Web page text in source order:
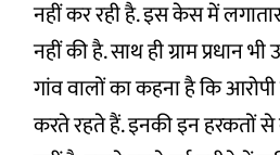
नहीं कर रही है. इस केस में
नहीं की है. साथ ही ग्राम प्रधान
गांव वालों का कहना है कि
करते रहते हैं. इनकी इन हरकतों से